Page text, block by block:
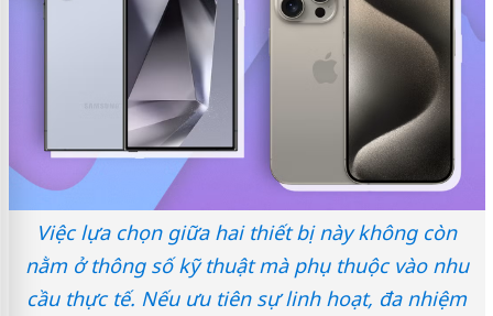
Việc lựa chọn giữa hai thiết bị này không còn
nằm ở thông số kỹ thuật mà phụ thuộc vào nhu
cầu thực tế. Nếu ưu tiên sự linh hoạt, đa nhiệm